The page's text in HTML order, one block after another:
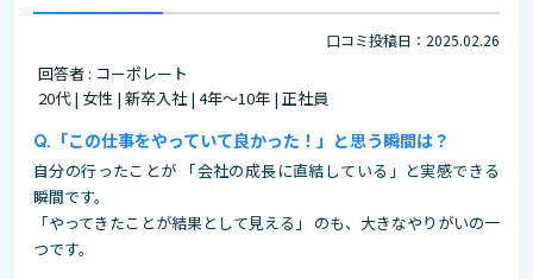
口コミ投稿日：2025.02.26
回答者 : コーポレート
20代 | 女性 | 新卒入社 | 4年～10年 | 正社員
「この仕事をやっていて良かった！」と思う瞬間は？
自分の行ったことが 「会社の成長に直結している」と実感できる
瞬間です。
「やってきたことが結果として見える」 のも、大きなやりがいの一
つです。